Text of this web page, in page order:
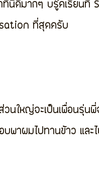
นี่ดีมากๆ บรู๊คเรียนที่
ที่สุดครับ
ใหญ่จะเป็นเพื่อนรุ่นพี่จ
พาผมไปทานข้าว และ